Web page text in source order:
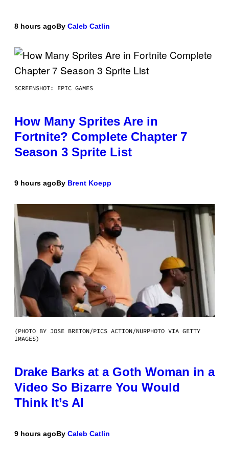
8 hours agoBy Caleb Catlin
SCREENSHOT: EPIC GAMES
How Many Sprites Are in
Fortnite? Complete Chapter 7
Season 3 Sprite List
9 hours agoBy Brent Koepp
(PHOTO BY JOSE BRETON/PICS ACTION/NURPHOTO VIA GETTY
IMAGES)
Drake Barks at a Goth Woman in a
Video So Bizarre You Would
Think It’s AI
9 hours agoBy Caleb Catlin